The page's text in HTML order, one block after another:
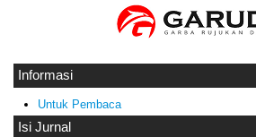
Informasi
Untuk Pembaca
Isi Jurnal